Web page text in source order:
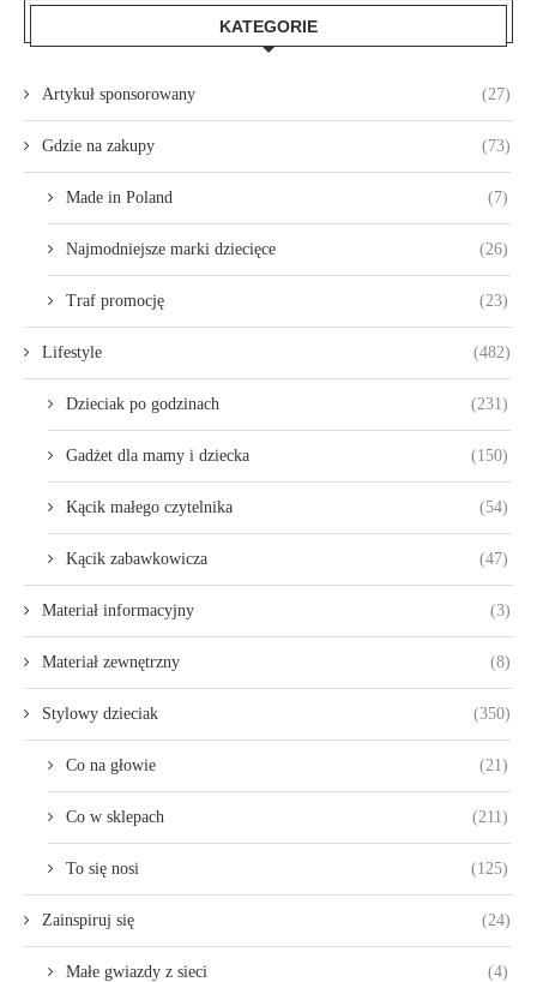
KATEGORIE
Artykuł sponsorowany (27)
Gdzie na zakupy (73)
Made in Poland (7)
Najmodniejsze marki dziecięce (26)
Traf promocję (23)
Lifestyle (482)
Dzieciak po godzinach (231)
Gadżet dla mamy i dziecka (150)
Kącik małego czytelnika (54)
Kącik zabawkowicza (47)
Materiał informacyjny (3)
Materiał zewnętrzny (8)
Stylowy dzieciak (350)
Co na głowie (21)
Co w sklepach (211)
To się nosi (125)
Zainspiruj się (24)
Małe gwiazdy z sieci (4)